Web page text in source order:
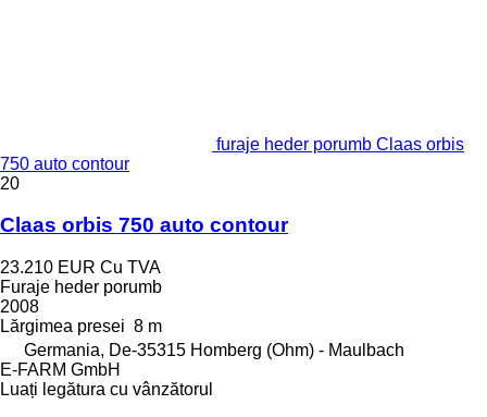
furaje heder porumb Claas orbis
750 auto contour
20
Claas orbis 750 auto contour
23.210 EUR Cu TVA
Furaje heder porumb
2008
Lărgimea presei 8 m
Germania, De-35315 Homberg (Ohm) - Maulbach
E-FARM GmbH
Luați legătura cu vânzătorul